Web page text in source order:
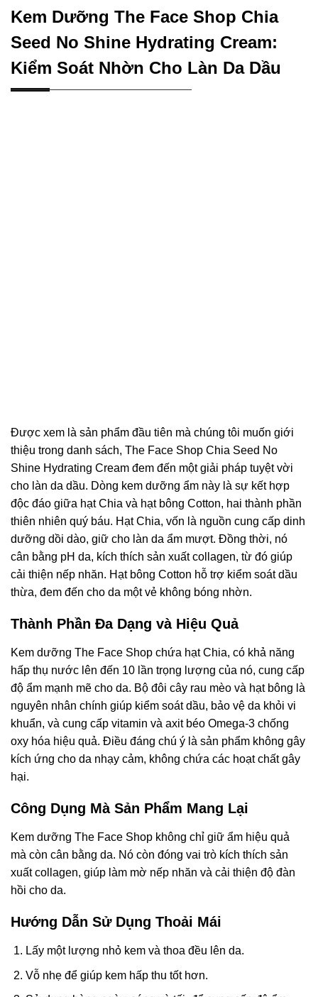
Kem Dưỡng The Face Shop Chia
Seed No Shine Hydrating Cream:
Kiểm Soát Nhờn Cho Làn Da Dầu
Được xem là sản phẩm đầu tiên mà chúng tôi muốn giới
thiệu trong danh sách, The Face Shop Chia Seed No
Shine Hydrating Cream đem đến một giải pháp tuyệt vời
cho làn da dầu. Dòng kem dưỡng ẩm này là sự kết hợp
độc đáo giữa hạt Chia và hạt bông Cotton, hai thành phần
thiên nhiên quý báu. Hạt Chia, vốn là nguồn cung cấp dinh
dưỡng dồi dào, giữ cho làn da ẩm mượt. Đồng thời, nó
cân bằng pH da, kích thích sản xuất collagen, từ đó giúp
cải thiện nếp nhăn. Hạt bông Cotton hỗ trợ kiểm soát dầu
thừa, đem đến cho da một vẻ không bóng nhờn.
Thành Phần Đa Dạng và Hiệu Quả
Kem dưỡng The Face Shop chứa hạt Chia, có khả năng
hấp thụ nước lên đến 10 lần trọng lượng của nó, cung cấp
độ ẩm mạnh mẽ cho da. Bộ đôi cây rau mèo và hạt bông là
nguyên nhân chính giúp kiểm soát dầu, bảo vệ da khỏi vi
khuẩn, và cung cấp vitamin và axit béo Omega-3 chống
oxy hóa hiệu quả. Điều đáng chú ý là sản phẩm không gây
kích ứng cho da nhạy cảm, không chứa các hoạt chất gây
hại.
Công Dụng Mà Sản Phẩm Mang Lại
Kem dưỡng The Face Shop không chỉ giữ ẩm hiệu quả
mà còn cân bằng da. Nó còn đóng vai trò kích thích sản
xuất collagen, giúp làm mờ nếp nhăn và cải thiện độ đàn
hồi cho da.
Hướng Dẫn Sử Dụng Thoải Mái
Lấy một lượng nhỏ kem và thoa đều lên da.
Vỗ nhẹ để giúp kem hấp thu tốt hơn.